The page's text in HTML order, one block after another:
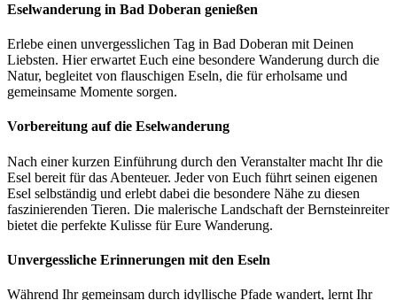
Eselwanderung in Bad Doberan genießen
Erlebe einen unvergesslichen Tag in Bad Doberan mit Deinen
Liebsten. Hier erwartet Euch eine besondere Wanderung durch die
Natur, begleitet von flauschigen Eseln, die für erholsame und
gemeinsame Momente sorgen.
Vorbereitung auf die Eselwanderung
Nach einer kurzen Einführung durch den Veranstalter macht Ihr die
Esel bereit für das Abenteuer. Jeder von Euch führt seinen eigenen
Esel selbständig und erlebt dabei die besondere Nähe zu diesen
faszinierenden Tieren. Die malerische Landschaft der Bernsteinreiter
bietet die perfekte Kulisse für Eure Wanderung.
Unvergessliche Erinnerungen mit den Eseln
Während Ihr gemeinsam durch idyllische Pfade wandert, lernt Ihr